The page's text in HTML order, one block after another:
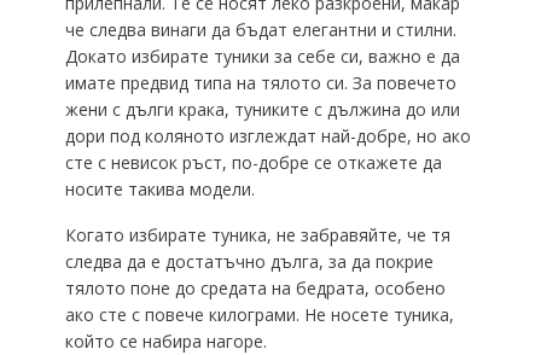
че следва винаги да бъдат елегантни и стилни.
Докато избирате туники за себе си, важно е да
имате предвид типа на тялото си. За повечето
жени с дълги крака, туниките с дължина до или
дори под коляното изглеждат най-добре, но ако
сте с невисок ръст, по-добре се откажете да
носите такива модели.
Когато избирате туника, не забравяйте, че тя
следва да е достатъчно дълга, за да покрие
тялото поне до средата на бедрата, особено
ако сте с повече килограми. Не носете туника,
който се набира нагоре.